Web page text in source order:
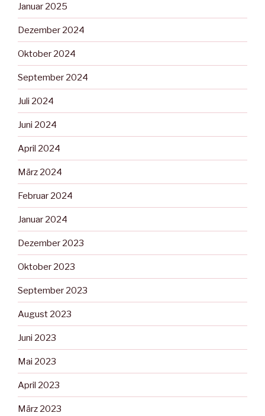
Januar 2025
Dezember 2024
Oktober 2024
September 2024
Juli 2024
Juni 2024
April 2024
März 2024
Februar 2024
Januar 2024
Dezember 2023
Oktober 2023
September 2023
August 2023
Juni 2023
Mai 2023
April 2023
März 2023